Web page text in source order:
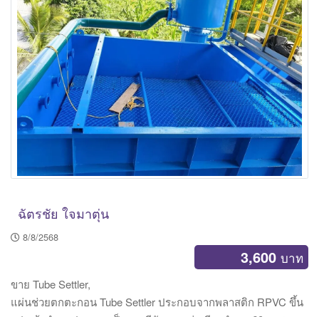
g
a
t
i
o
n
Main Photo
ฉัตรชัย ใจมาตุ่น
8/8/2568
3,600 บาท
ขาย Tube Settler,
แผ่นช่วยตกตะกอน Tube Settler ประกอบจากพลาสติก RPVC ขึ้น